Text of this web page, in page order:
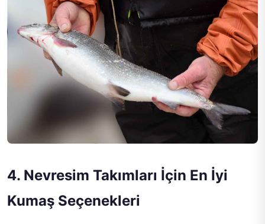
4. Nevresim Takımları İçin En İyi
Kumaş Seçenekleri